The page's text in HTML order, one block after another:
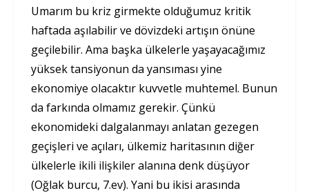
Umarım bu kriz girmekte olduğumuz kritik
haftada aşılabilir ve dövizdeki artışın önüne
geçilebilir. Ama başka ülkelerle yaşayacağımız
yüksek tansiyonun da yansıması yine
ekonomiye olacaktır kuvvetle muhtemel. Bunun
da farkında olmamız gerekir. Çünkü
ekonomideki dalgalanmayı anlatan gezegen
geçişleri ve açıları, ülkemiz haritasının diğer
ülkelerle ikili ilişkiler alanına denk düşüyor
(Oğlak burcu, 7.ev). Yani bu ikisi arasında